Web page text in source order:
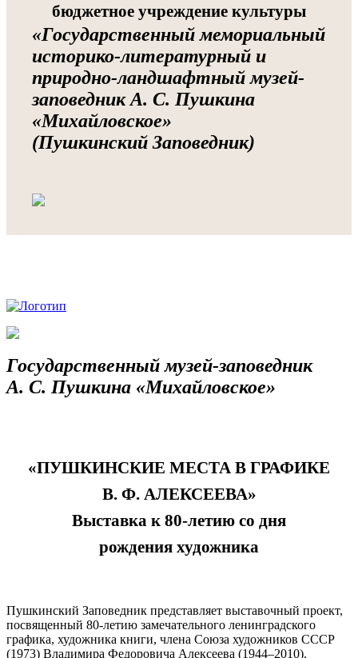
бюджетное учреждение культуры
«Государственный мемориальный
историко-литературный и
природно-ландшафтный музей-
заповедник А. С. Пушкина
«Михайловское»
(Пушкинский Заповедник)
Государственный музей-заповедник
А. С. Пушкина «Михайловское»
«ПУШКИНСКИЕ МЕСТА В ГРАФИКЕ
В. Ф. АЛЕКСЕЕВА»
Выставка к 80-летию со дня
рождения художника
Пушкинский Заповедник представляет выставочный проект,
посвященный 80-летию замечательного ленинградского
графика, художника книги, члена Союза художников СССР
(1973) Владимира Федоровича Алексеева (1944–2010).